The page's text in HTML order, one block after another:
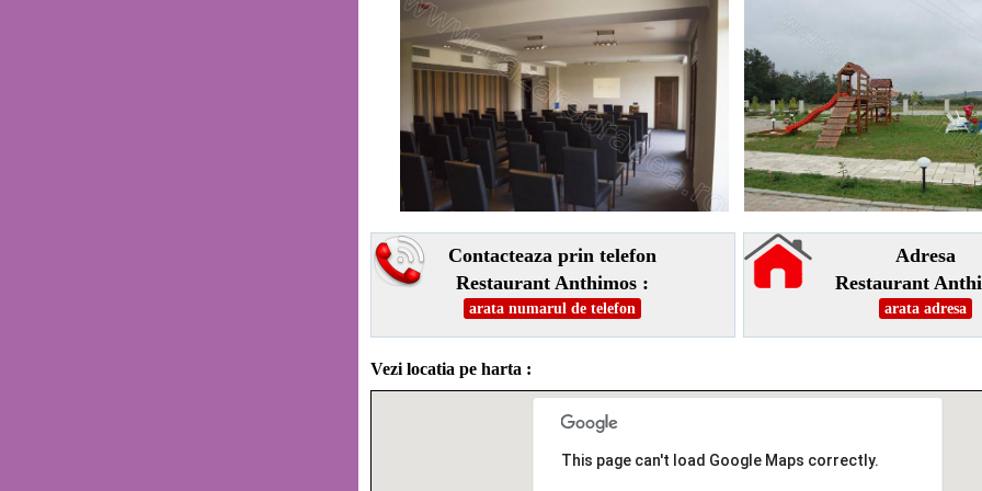
Contacteaza prin telefon
Restaurant Anthimos :
arata numarul de telefon
Adresa
Restaurant
arata adresa
Vezi locatia pe harta :
This page can't load Google Maps correctly.